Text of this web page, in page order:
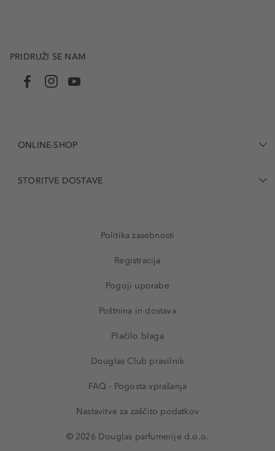
PRIDRUŽI SE NAM
ONLINE-SHOP
STORITVE DOSTAVE
Politika zasebnosti
Registracija
Pogoji uporabe
Poštnina in dostava
Plačilo blaga
Douglas Club pravilnik
FAQ - Pogosta vprašanja
Nastavitve za zaščito podatkov
© 2026 Douglas parfumerije d.o.o.